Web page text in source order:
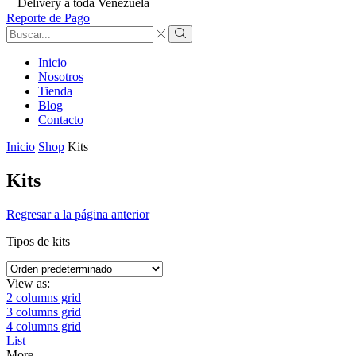
Delivery a toda Venezuela
Reporte de Pago
Search
input
Search
Inicio
Nosotros
Tienda
Blog
Contacto
Inicio Shop Kits
Kits
Regresar a la página anterior
Tipos de kits
View as:
2 columns grid
3 columns grid
4 columns grid
List